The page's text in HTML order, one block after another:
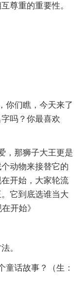
尊重的重要性。
你们瞧，今天来了
吗？你最喜欢
，那狮子大王更是
动物来接替它的
开始，大家轮流
它到底选谁当大
开始》
。
童话故事？（生：